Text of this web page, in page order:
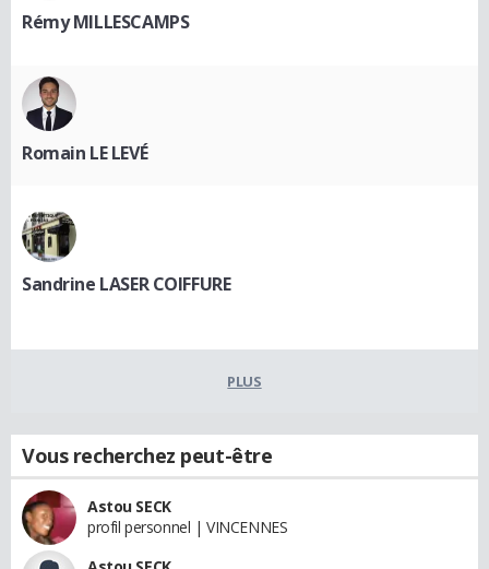
Rémy MILLESCAMPS
Romain LE LEVÉ
Sandrine LASER COIFFURE
PLUS
Vous recherchez peut-être
Astou SECK
profil personnel | VINCENNES